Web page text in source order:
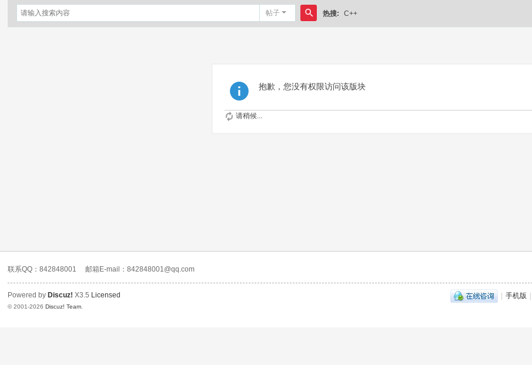
帖子
搜
热搜: C++
抱歉，您没有权限访问该版块
请稍候...
联系QQ：842848001 邮箱E-mail：842848001@qq.com
| 手机版 |
Powered by Discuz! X3.5 Licensed
© 2001-2026Discuz! Team